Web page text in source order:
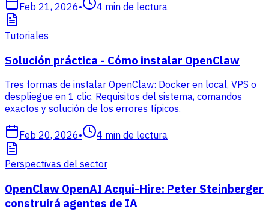
Feb 21, 2026• 4 min de lectura
Tutoriales
Solución práctica - Cómo instalar OpenClaw
Tres formas de instalar OpenClaw: Docker en local, VPS o
despliegue en 1 clic. Requisitos del sistema, comandos
exactos y solución de los errores típicos.
Feb 20, 2026• 4 min de lectura
Perspectivas del sector
OpenClaw OpenAI Acqui-Hire: Peter Steinberger
construirá agentes de IA